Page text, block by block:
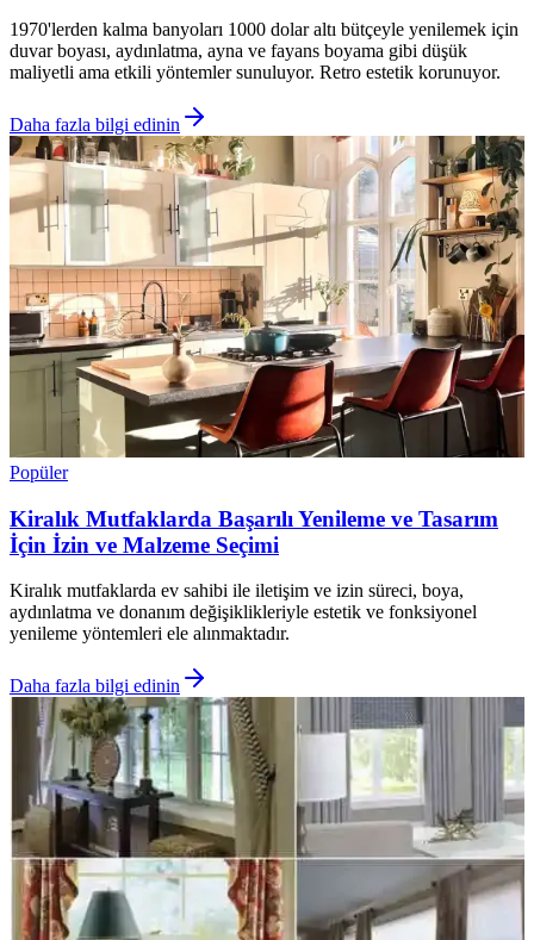
1970'lerden kalma banyoları 1000 dolar altı bütçeyle yenilemek için
duvar boyası, aydınlatma, ayna ve fayans boyama gibi düşük
maliyetli ama etkili yöntemler sunuluyor. Retro estetik korunuyor.
Daha fazla bilgi edinin
Popüler
Kiralık Mutfaklarda Başarılı Yenileme ve Tasarım
İçin İzin ve Malzeme Seçimi
Kiralık mutfaklarda ev sahibi ile iletişim ve izin süreci, boya,
aydınlatma ve donanım değişiklikleriyle estetik ve fonksiyonel
yenileme yöntemleri ele alınmaktadır.
Daha fazla bilgi edinin